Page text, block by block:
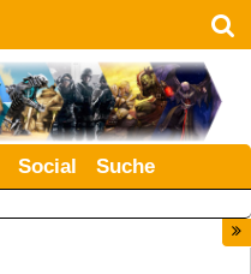
Social Suche